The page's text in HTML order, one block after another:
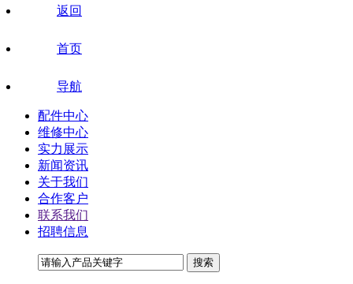
返回
首页
导航
配件中心
维修中心
实力展示
新闻资讯
关于我们
合作客户
联系我们
招聘信息